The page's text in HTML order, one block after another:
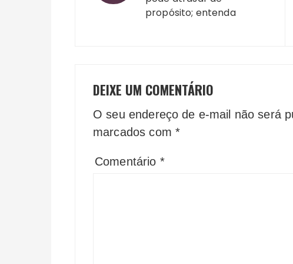
propósito; entenda
DEIXE UM COMENTÁRIO
O seu endereço de e-mail não será
marcados com *
Comentário *